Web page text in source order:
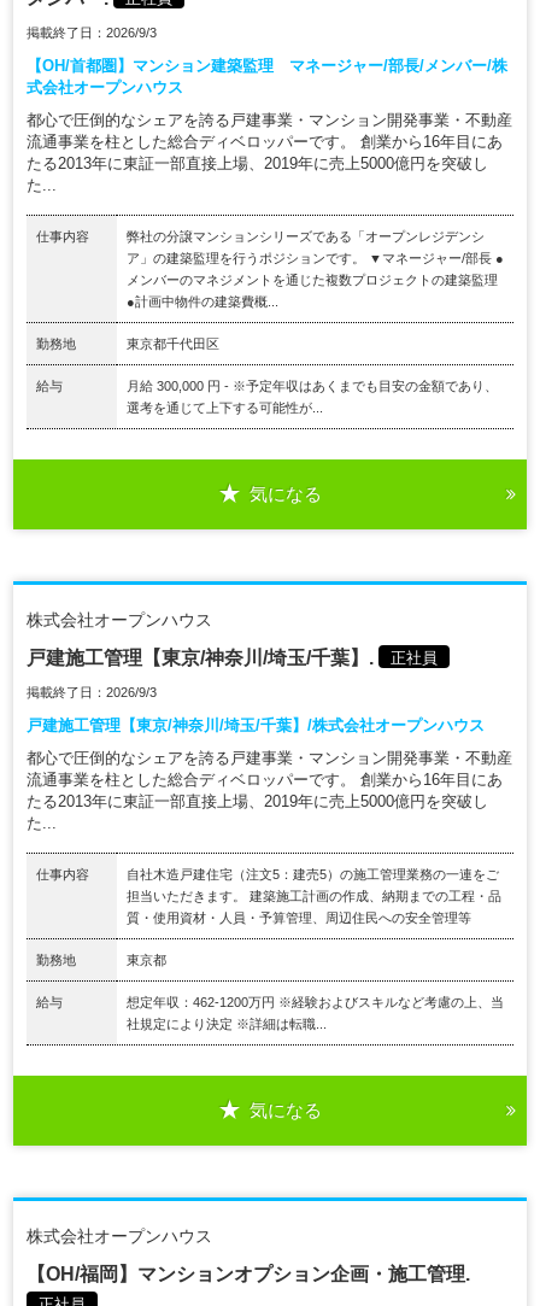
掲載終了日：2026/9/3
【OH/首都圏】マンション建築監理 マネージャー/部長/メンバー/株
式会社オープンハウス
都心で圧倒的なシェアを誇る戸建事業・マンション開発事業・不動産
流通事業を柱とした総合ディベロッパーです。 創業から16年目にあ
たる2013年に東証一部直接上場、2019年に売上5000億円を突破し
た...
仕事内容
弊社の分譲マンションシリーズである「オープンレジデンシ
ア」の建築監理を行うポジションです。 ▼マネージャー/部長 ●
メンバーのマネジメントを通じた複数プロジェクトの建築監理
●計画中物件の建築費概...
勤務地 東京都千代田区
給与
月給 300,000 円 - ※予定年収はあくまでも目安の金額であり、
選考を通じて上下する可能性が...
気になる
株式会社オープンハウス
戸建施工管理【東京/神奈川/埼玉/千葉】. 正社員
掲載終了日：2026/9/3
戸建施工管理【東京/神奈川/埼玉/千葉】/株式会社オープンハウス
都心で圧倒的なシェアを誇る戸建事業・マンション開発事業・不動産
流通事業を柱とした総合ディベロッパーです。 創業から16年目にあ
たる2013年に東証一部直接上場、2019年に売上5000億円を突破し
た...
仕事内容
自社木造戸建住宅（注文5：建売5）の施工管理業務の一連をご
担当いただきます。 建築施工計画の作成、納期までの工程・品
質・使用資材・人員・予算管理、周辺住民への安全管理等
勤務地 東京都
給与
想定年収：462-1200万円 ※経験およびスキルなど考慮の上、当
社規定により決定 ※詳細は転職...
気になる
株式会社オープンハウス
【OH/福岡】マンションオプション企画・施工管理.